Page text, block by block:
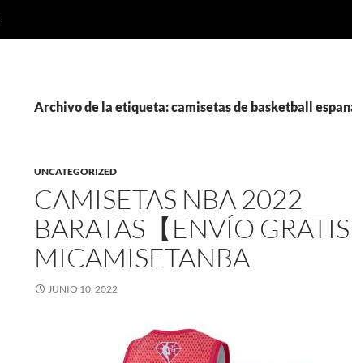
Archivo de la etiqueta: camisetas de basketball
UNCATEGORIZED
CAMISETAS NBA 2022
BARATAS【ENVÍO
MICAMISETANBA
JUNIO 10, 2022